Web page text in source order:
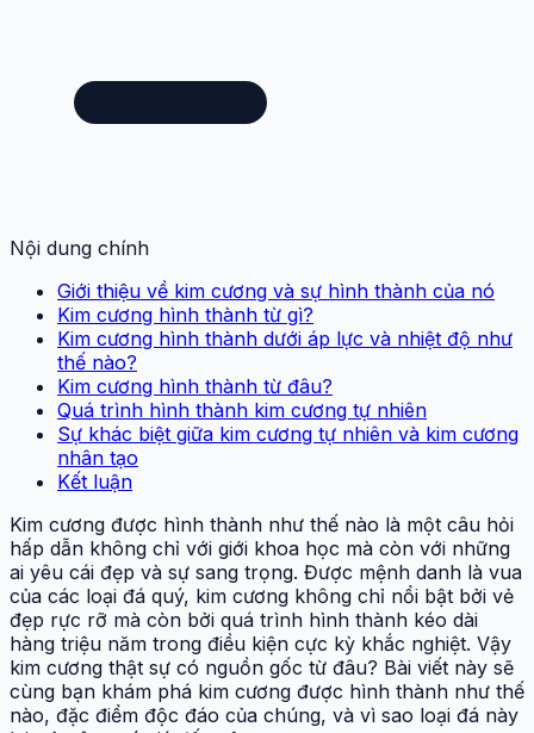
Nội dung chính
Giới thiệu về kim cương và sự hình thành của nó
Kim cương hình thành từ gì?
Kim cương hình thành dưới áp lực và nhiệt độ như
thế nào?
Kim cương hình thành từ đâu?
Quá trình hình thành kim cương tự nhiên
Sự khác biệt giữa kim cương tự nhiên và kim cương
nhân tạo
Kết luận
Kim cương được hình thành như thế nào là một câu hỏi
hấp dẫn không chỉ với giới khoa học mà còn với những
ai yêu cái đẹp và sự sang trọng. Được mệnh danh là vua
của các loại đá quý, kim cương không chỉ nổi bật bởi vẻ
đẹp rực rỡ mà còn bởi quá trình hình thành kéo dài
hàng triệu năm trong điều kiện cực kỳ khắc nghiệt. Vậy
kim cương thật sự có nguồn gốc từ đâu? Bài viết này sẽ
cùng bạn khám phá kim cương được hình thành như thế
nào, đặc điểm độc đáo của chúng, và vì sao loại đá này